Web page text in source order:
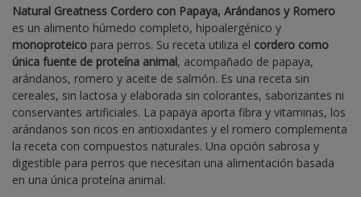
Natural Greatness Cordero con Papaya, Arándanos y Romero
es un alimento húmedo completo, hipoalergénico y
monoproteico para perros. Su receta utiliza el cordero como
única fuente de proteína animal, acompañado de papaya,
arándanos, romero y aceite de salmón. Es una receta sin
cereales, sin lactosa y elaborada sin colorantes, saborizantes ni
conservantes artificiales. La papaya aporta fibra y vitaminas, los
arándanos son ricos en antioxidantes y el romero complementa
la receta con compuestos naturales. Una opción sabrosa y
digestible para perros que necesitan una alimentación basada
en una única proteína animal.